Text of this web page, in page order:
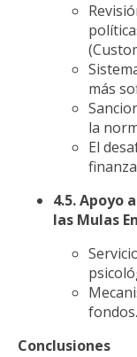
más
la
El
4.5. Apoyo
las Mulas
fondos.
Conclusiones